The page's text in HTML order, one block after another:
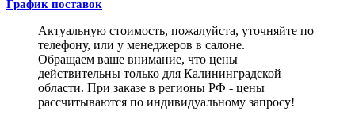
График поставок
Актуальную стоимость, пожалуйста, уточняйте по
телефону, или у менеджеров в салоне.
Обращаем ваше внимание, что цены
действительны только для Калининградской
области. При заказе в регионы РФ - цены
рассчитываются по индивидуальному запросу!